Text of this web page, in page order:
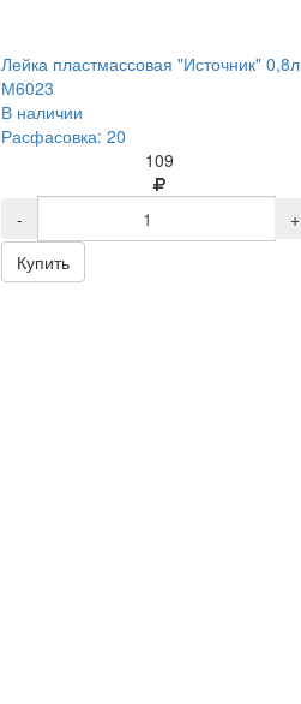
Лейка пластмассовая "Источник" 0,8л
М6023
В наличии
Расфасовка: 20
109
-
+
Купить